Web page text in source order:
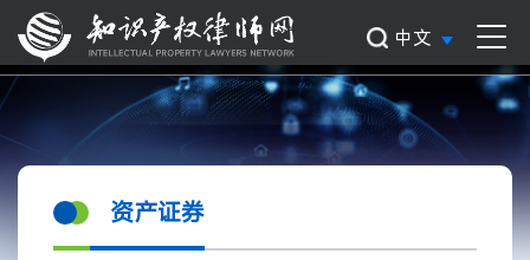
中文
资产证券